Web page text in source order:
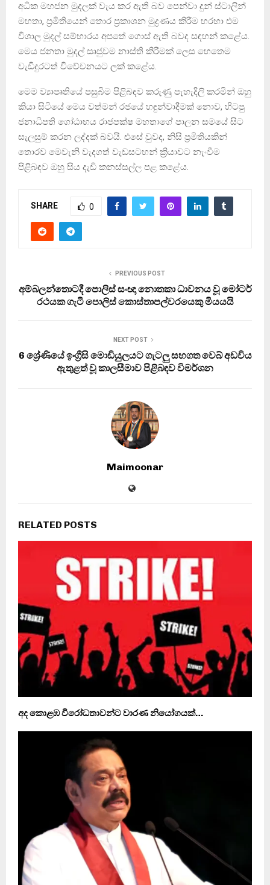
අධික මහජන මුදලක් වැය කර ඇති බව පෙන්වා දුන් ස්ටාලින්
මහතා, ප්‍රමිතියෙන් තොර ප්‍රකාශන මුද්‍රණය කිරීම හරහා එම
විශාල මුදල් සම්භාරය අපතේ ගොස් ඇති බවද සඳහන් කළේය.
මෙය ජනතා මුදල් සෘජුවම නාස්ති කිරීමක් ලෙස හෙතෙම
වැඩිදුරටත් විවේචනයට ලක් කළේය.
මෙම ව්‍යාපෘතියේ පසුබිම පිළිබඳව කරුණු පැහැදිලි කරමින් ඔහු
කියා සිටියේ මෙය වත්මන් රජයේ හඳුන්වාදීමක් නොව, හිටපු
ජනාධිපති ගෝඨාභය රාජපක්ෂ මහතාගේ පාලන සමයේ සිට
සැලසුම් කරන ලද්දක් බවයි. එසේ වුවද, නිසි ප්‍රමිතියකින්
තොරව මෙවැනි වැදගත් වැඩසටහන් ක්‍රියාවට නැංවීම
පිළිබඳව ඔහු සිය දැඩි කනස්සල්ල පළ කළේය.
SHARE 0
PREVIOUS POST
අම්බලන්තොටදී පොලිස් සංඥා නොතකා ධාවනය වූ මෝටර්
රථයක ගැටී පොලිස් කොස්තාපල්වරයෙකු මියයයි
NEXT POST
6 ශ්‍රේණියේ ඉංග්‍රීසි මොඩියුලයට ගැටලු සහගත වෙබ් අඩවිය
ඇතුළත් වූ කාලසීමාව පිළිබඳව විමර්ශන
Maimoonar
RELATED POSTS
අද කොළඹ විරෝධතාවන්ට වාරණ නියෝගයක්…